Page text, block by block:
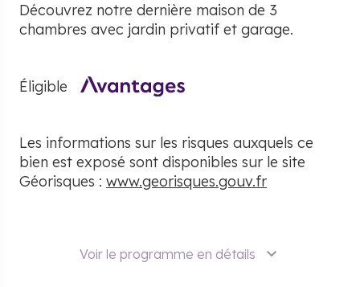
Découvrez notre dernière maison de 3
chambres avec jardin privatif et garage.
Éligible
Les informations sur les risques auxquels ce
bien est exposé sont disponibles sur le site
Géorisques : www.georisques.gouv.fr
Voir le programme en détails